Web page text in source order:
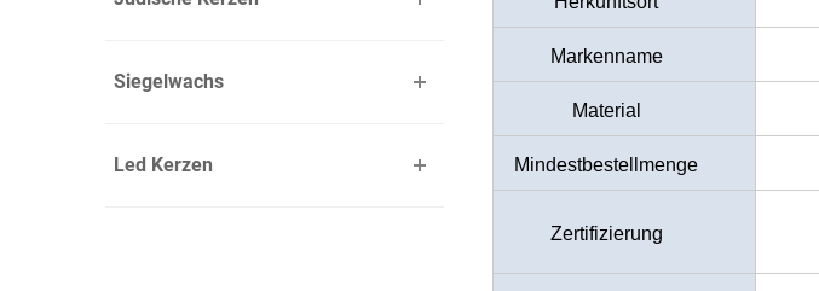
Siegelwachs
Led Kerzen
Markenname
Material
Mindestbestellmenge
Zertifizierung